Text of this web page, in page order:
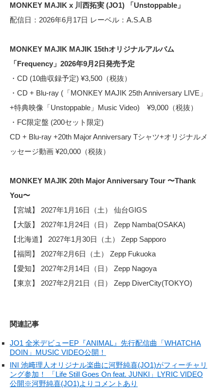
MONKEY MAJIK x 川西拓実 (JO1) 「Unstoppable」
配信日：2026年6月17日 レーベル：A.S.A.B
MONKEY MAJIK MAJIK 15thオリジナルアルバム
「Frequency」2026年9月2日発売予定
・CD (10曲収録予定) ¥3,500（税抜）
・CD + Blu-ray (「MONKEY MAJIK 25th Anniversary LIVE」
+特典映像「Unstoppable」Music Video) ¥9,000（税抜）
・FC限定盤 (200セット限定)
CD + Blu-ray +20th Major Anniversary Tシャツ+オリジナルメ
ッセージ動画 ¥20,000（税抜）
MONKEY MAJIK 20th Major Anniversary Tour 〜Thank
You〜
【宮城】 2027年1月16日（土） 仙台GIGS
【大阪】 2027年1月24日（日） Zepp Namba(OSAKA)
【北海道】 2027年1月30日（土） Zepp Sapporo
【福岡】 2027年2月6日（土） Zepp Fukuoka
【愛知】 2027年2月14日（日） Zepp Nagoya
【東京】 2027年2月21日（日） Zepp DiverCity(TOKYO)
関連記事
JO1 全米デビューEP『ANIMAL』先行配信曲「WHATCHA
DOIN」MUSIC VIDEO公開！
INI 池﨑理人オリジナル楽曲に河野純喜(JO1)がフィーチャリ
ング参加！ 「Life Still Goes On feat. JUNKI」LYRIC VIDEO
公開※河野純喜(JO1)よりコメントあり